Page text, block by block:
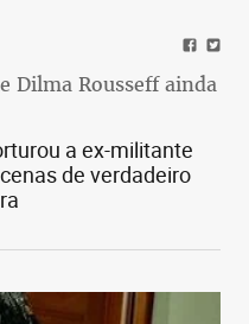
Dilma Rousseff ainda
a ex-militante
de verdadeiro